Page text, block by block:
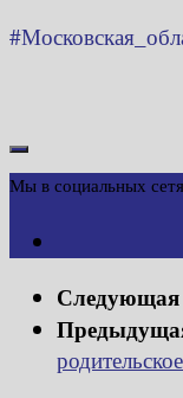
Мы в социальных
Следующая